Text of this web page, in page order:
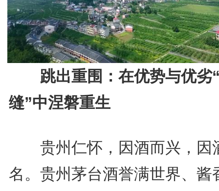
跳出重围：在优势与优劣
缝”中涅磐重生
贵州仁怀，因酒而兴，因
名。贵州茅台酒誉满世界、酱